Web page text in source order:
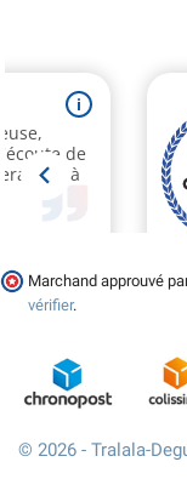
Marchand approuvé
vérifier.
© 2026 - Tralala-